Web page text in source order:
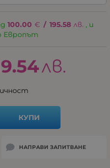
100.00 € / 195.58 лв. , и
Европът
лв.
КУПИ
НАПРАВИ ЗАПИТВАНЕ